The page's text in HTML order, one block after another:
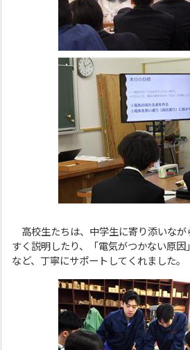
高校生たちは、中学生に寄り添いなが
すく説明したり、「電気がつかない原因
など、丁寧にサポートしてくれました。